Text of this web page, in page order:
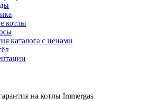
котлы
каталога с ценами
на котлы Immergas